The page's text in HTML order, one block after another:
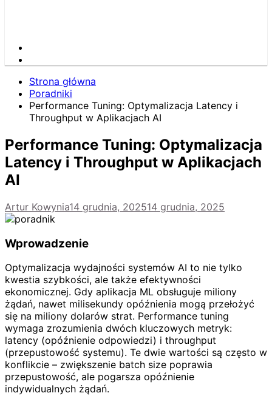
Strona główna
Poradniki
Performance Tuning: Optymalizacja Latency i
Throughput w Aplikacjach AI
Performance Tuning: Optymalizacja
Latency i Throughput w Aplikacjach
AI
Artur Kowynia14 grudnia, 202514 grudnia, 2025
Wprowadzenie
Optymalizacja wydajności systemów AI to nie tylko
kwestia szybkości, ale także efektywności
ekonomicznej. Gdy aplikacja ML obsługuje miliony
żądań, nawet milisekundy opóźnienia mogą przełożyć
się na miliony dolarów strat. Performance tuning
wymaga zrozumienia dwóch kluczowych metryk:
latency (opóźnienie odpowiedzi) i throughput
(przepustowość systemu). Te dwie wartości są często w
konflikcie – zwiększenie batch size poprawia
przepustowość, ale pogarsza opóźnienie
indywidualnych żądań.